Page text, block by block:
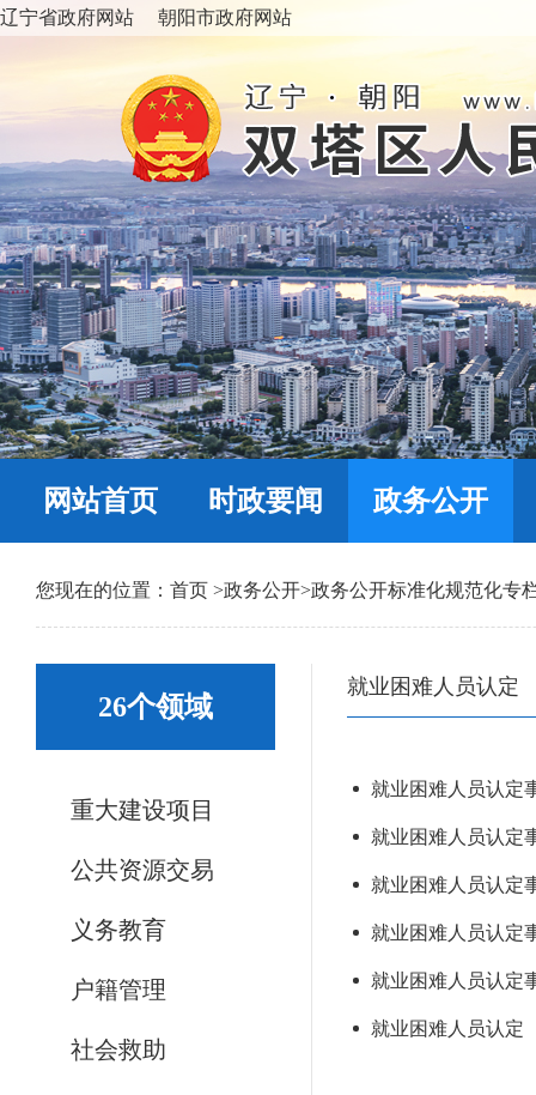
辽宁省政府网站 朝阳市政府网站
网站首页 时政要闻 政务公开
您现在的位置： 首页 >政务公开>政务公开标准化规范化专
26个领域
重大建设项目
公共资源交易
义务教育
户籍管理
社会救助
就业困难人员认定
就业困难人员认定
就业困难人员认定
就业困难人员认定
就业困难人员认定
就业困难人员认定
就业困难人员认定